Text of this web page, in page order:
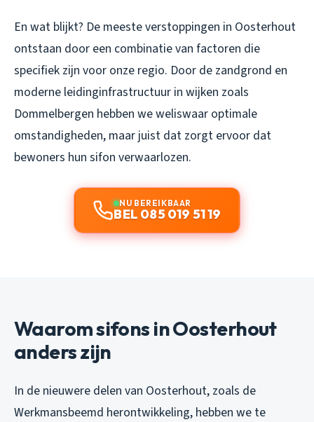
En wat blijkt? De meeste verstoppingen in Oosterhout
ontstaan door een combinatie van factoren die
specifiek zijn voor onze regio. Door de zandgrond en
moderne leidinginfrastructuur in wijken zoals
Dommelbergen hebben we weliswaar optimale
omstandigheden, maar juist dat zorgt ervoor dat
bewoners hun sifon verwaarlozen.
NU BEREIKBAAR
BEL 085 019 51 19
Waarom sifons in Oosterhout
anders zijn
In de nieuwere delen van Oosterhout, zoals de
Werkmansbeemd herontwikkeling, hebben we te